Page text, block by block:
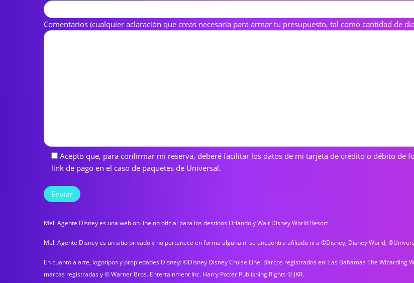
Comentarios (cualquier aclaración que creas necesaria para armar tu presupuesto, tal como cantidad de
Acepto que, para confirmar mi reserva, deberé facilitar los datos de mi tarjeta de crédito o débito de
link de pago en el caso de paquetes de Universal.
Meli Agente Disney es una web on line no oficial para los destinos Orlando y Walt Disney World Resort.
Meli Agente Disney es un sitio privado y no pertenece en forma alguna ni se encuentra afiliado ni a ©Disney, Disney World,
En cuanto a arte, logotipos y propiedades Disney: ©Disney Disney Cruise Line. Barcos registrados en: Las Bahamas The
marcas registradas y © Warner Bros. Entertainment Inc. Harry Potter Publishing Rights © JKR.